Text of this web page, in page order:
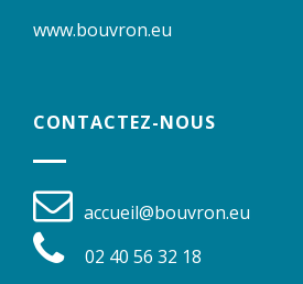
www.bouvron.eu
CONTACTEZ-NOUS
accueil@bouvron.eu
02 40 56 32 18